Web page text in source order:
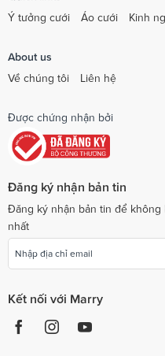
Ý tưởng cưới
Áo cưới Kinh
About us
Về chúng tôi
Liên hệ
Được chứng nhận bởi
Đăng ký nhận bản tin
Đăng ký nhận bản tin để
nhất
Kết nối với Marry